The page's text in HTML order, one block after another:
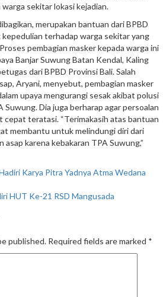
sekitar lokasi kejadian.
merupakan bantuan dari BPBD
terhadap warga sekitar yang
pembagian masker kepada warga ini
Banjar Suwung Batan Kendal, Kaling
dari BPBD Provinsi Bali. Salah
Aryani, menyebut, pembagian masker
upaya mengurangi sesak akibat polusi
Suwung. Dia juga berharap agar persoalan
cepat teratasi. “Terimakasih atas bantuan
membantu untuk melindungi diri dari
asap karena kebakaran TPA Suwung,”
Karya Pitra Yadnya Atma Wedana
HUT Ke-21 RSD Mangusada
published. Required fields are marked *